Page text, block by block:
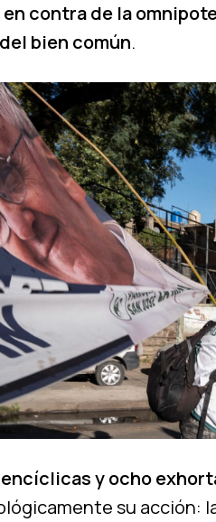
en contra de la
bien común.
y ocho
su acción: